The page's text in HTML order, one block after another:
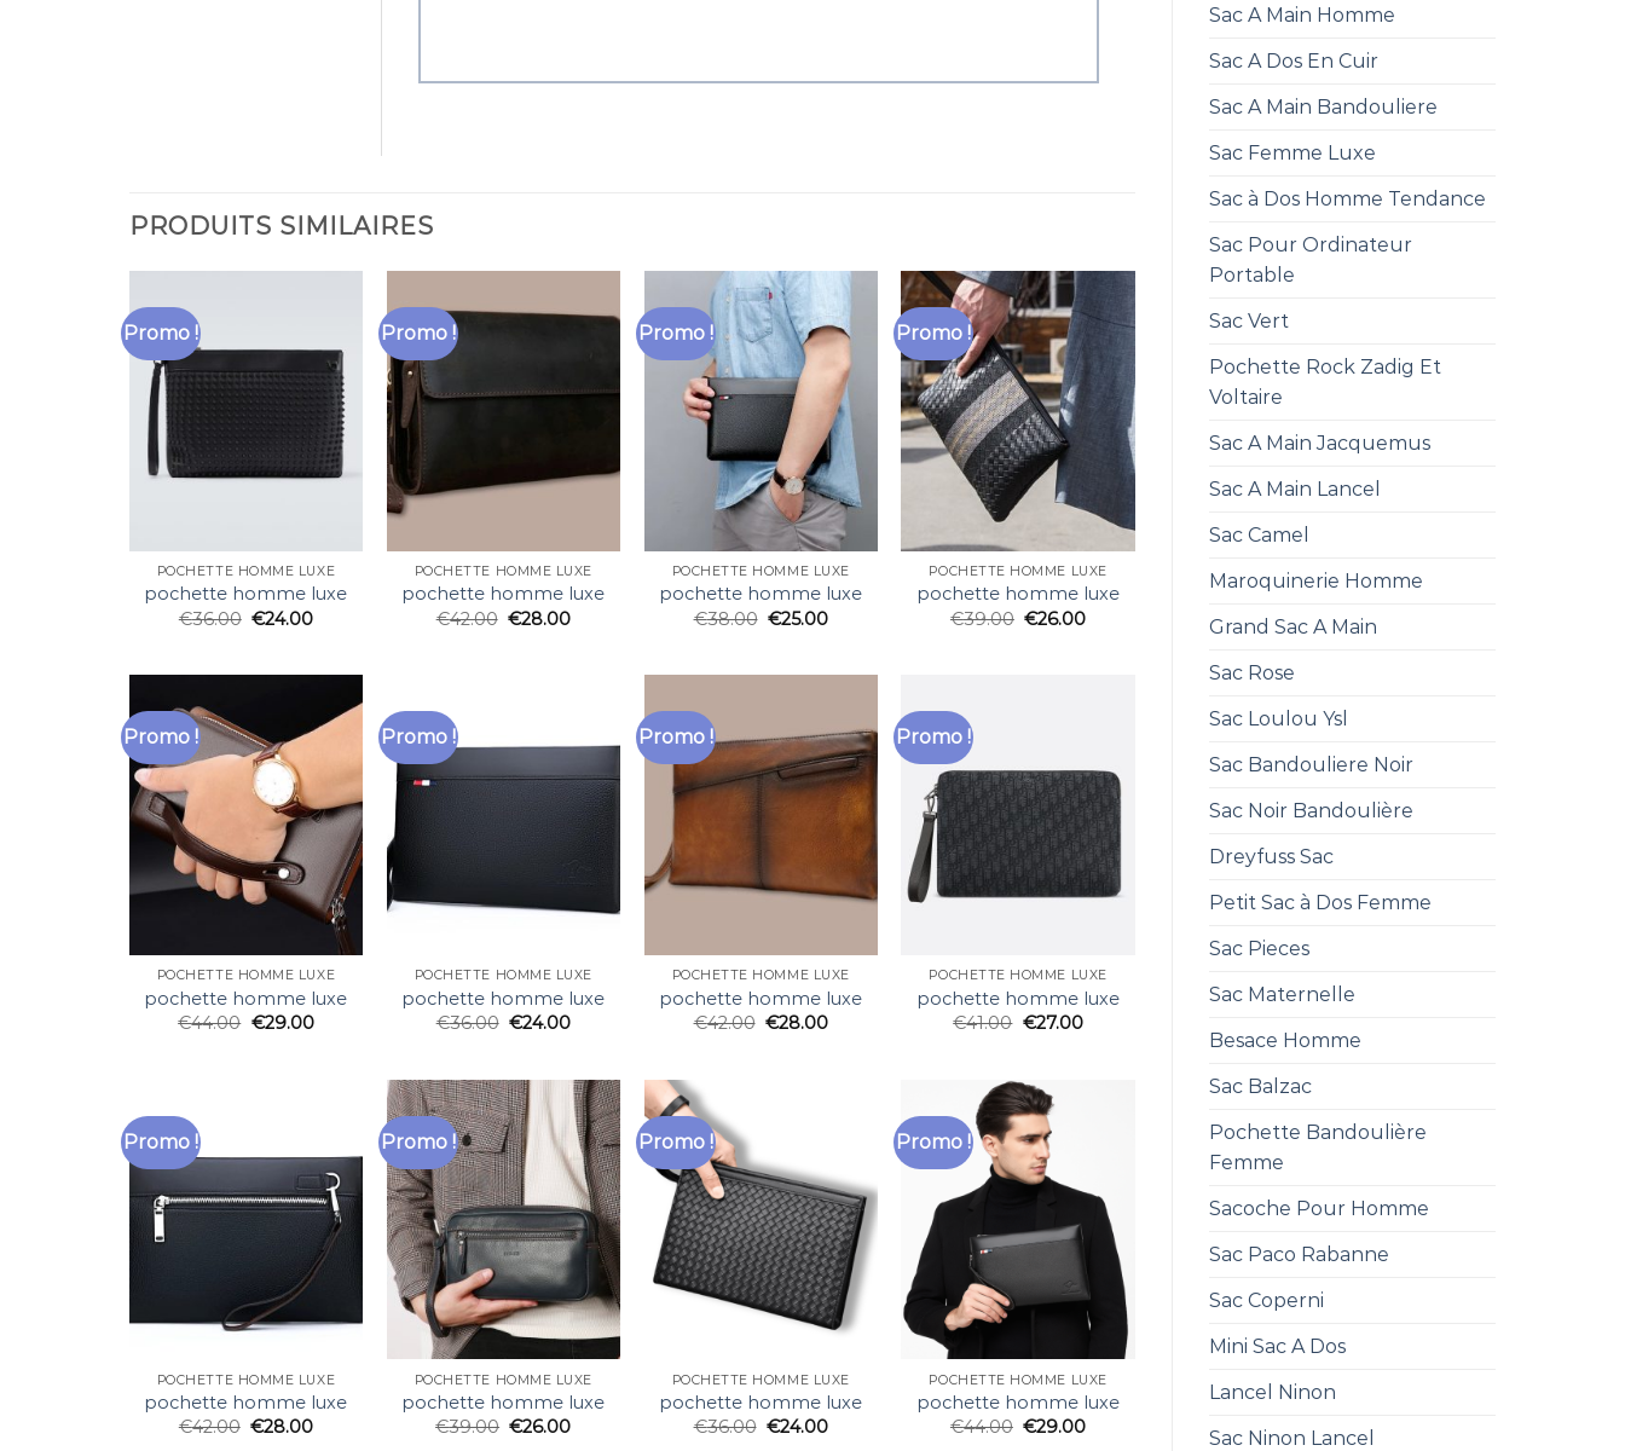
Sac A Main Homme
Sac A Dos En Cuir
Sac A Main Bandouliere
Sac Femme Luxe
Sac à Dos Homme Tendance
Sac Pour Ordinateur
Portable
Sac Vert
Pochette Rock Zadig Et
Voltaire
Sac A Main Jacquemus
Sac A Main Lancel
Sac Camel
Maroquinerie Homme
Grand Sac A Main
Sac Rose
Sac Loulou Ysl
Sac Bandouliere Noir
Sac Noir Bandoulière
Dreyfuss Sac
Petit Sac à Dos Femme
Sac Pieces
Sac Maternelle
Besace Homme
Sac Balzac
Pochette Bandoulière
Femme
Sacoche Pour Homme
Sac Paco Rabanne
Sac Coperni
Mini Sac A Dos
Lancel Ninon
Sac Ninon Lancel
PRODUITS SIMILAIRES
Promo !
POCHETTE HOMME LUXE
pochette homme luxe
€36.00 €24.00
Promo !
POCHETTE HOMME LUXE
pochette homme luxe
€42.00 €28.00
Promo !
POCHETTE HOMME LUXE
pochette homme luxe
€38.00 €25.00
Promo !
POCHETTE HOMME LUXE
pochette homme luxe
€39.00 €26.00
Promo !
POCHETTE HOMME LUXE
pochette homme luxe
€44.00 €29.00
Promo !
POCHETTE HOMME LUXE
pochette homme luxe
€36.00 €24.00
Promo !
POCHETTE HOMME LUXE
pochette homme luxe
€42.00 €28.00
Promo !
POCHETTE HOMME LUXE
pochette homme luxe
€41.00 €27.00
Promo !
POCHETTE HOMME LUXE
pochette homme luxe
€42.00 €28.00
Promo !
POCHETTE HOMME LUXE
pochette homme luxe
€39.00 €26.00
Promo !
POCHETTE HOMME LUXE
pochette homme luxe
€36.00 €24.00
Promo !
POCHETTE HOMME LUXE
pochette homme luxe
€44.00 €29.00